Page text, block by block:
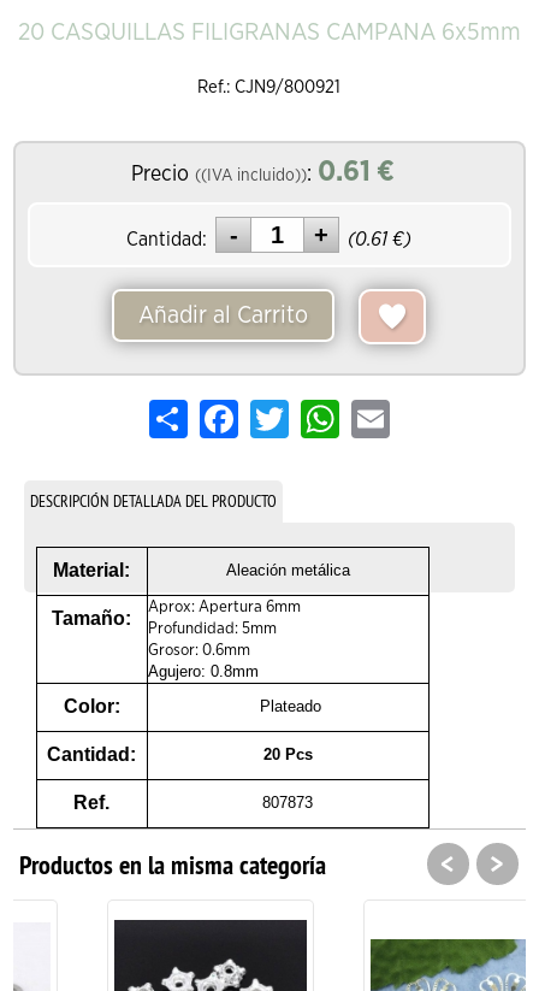
20 CASQUILLAS FILIGRANAS CAMPANA 6x5mm
Ref.: CJN9/800921
Precio((IVA incluido)): 0.61 €
Cantidad: (0.61 €)
Añadir al Carrito
Share FacebookTwitterWhatsApp
Email
DESCRIPCIÓN DETALLADA DEL PRODUCTO
Material: Aleación metálica
Tamaño:
Aprox: Apertura 6mm
Profundidad: 5mm
Grosor: 0.6mm
Agujero: 0.8mm
Color: Plateado
Cantidad: 20 Pcs
Ref. 807873
Productos en la misma categoría < >